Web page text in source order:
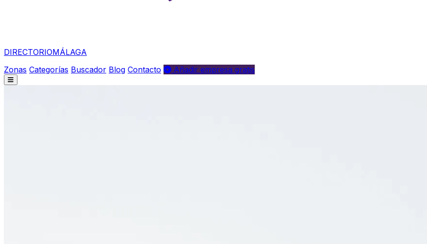
DIRECTORIOMÁLAGA
Zonas Categorías Buscador Blog Contacto Añadir empresa gratis